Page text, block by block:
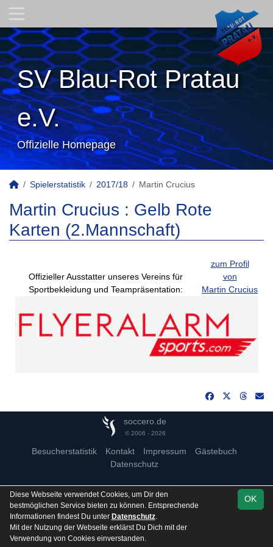
SV Blau-Rot Pratau
e.V.
Offizielle Homepage
Spielerstatistik 2017/18 Martin Crucius
Martin Crucius : Gelb Rote
Karten (2.Mannschaft)
zum Profil
von
Martin Crucius
Offizieller Ausstatter unseres Vereins für
Sportbekleidung und Teampräsentation:
soccero.de
© 2006 - 2026
Besucherstatistik Kontakt Impressum
Gästebuch
Datenschutz
OK
Diese Webseite verwendet Cookies, um Dir den
bestmöglichen Service bieten zu können. Entsprechende
Informationen findest Du unter Datenschutz.
Mit der Nutzung der Webseite erklärst Du Dich mit der
Verwendung von Cookies einverstanden.